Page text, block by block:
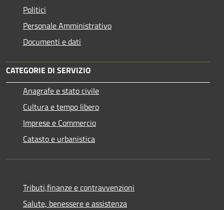
Politici
Personale Amministrativo
Documenti e dati
CATEGORIE DI SERVIZIO
Anagrafe e stato civile
Cultura e tempo libero
Imprese e Commercio
Catasto e urbanistica
Tributi,finanze e contravvenzioni
Salute, benessere e assistenza